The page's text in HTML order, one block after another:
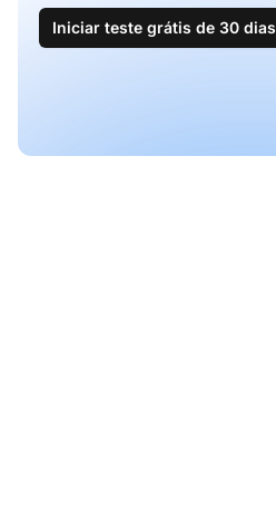
Iniciar teste grátis de 30 dias